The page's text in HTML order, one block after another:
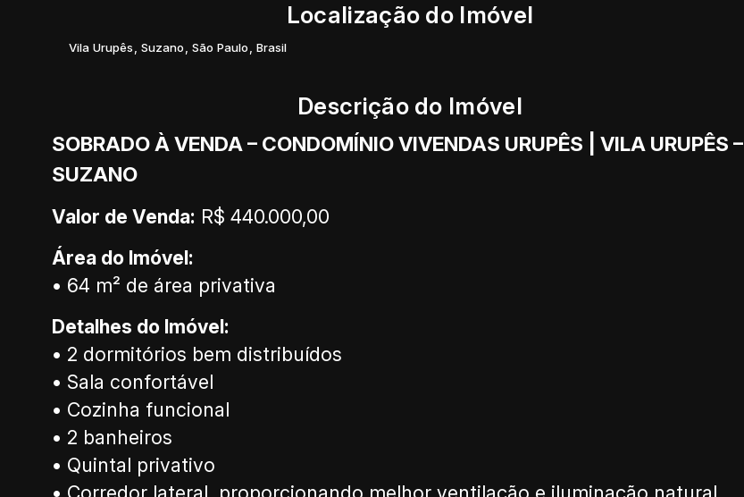
Localização do Imóvel
Vila Urupês Suzano São Paulo Brasil
Descrição do Imóvel
SOBRADO À VENDA – CONDOMÍNIO VIVENDAS URUPÊS | VILA URUPÊS –
SUZANO
Valor de Venda: R$ 440.000,00
Área do Imóvel:
• 64 m² de área privativa
Detalhes do Imóvel:
• 2 dormitórios bem distribuídos
• Sala confortável
• Cozinha funcional
• 2 banheiros
• Quintal privativo